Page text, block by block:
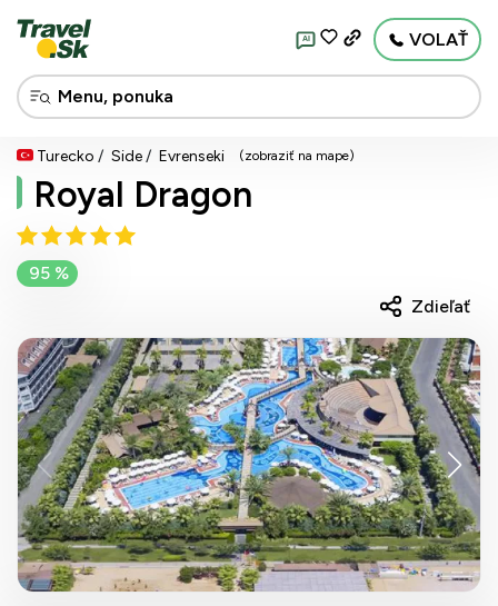
AI VOLAŤ
Turecko Side Evrenseki (zobraziť na mape)
Royal Dragon
95 %
Zdieľať